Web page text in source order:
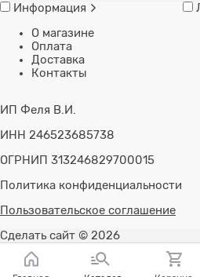
Информация
О магазине
Оплата
Доставка
Контакты
ИП Феля В.И.
ИНН 246523685738
ОГРНИП 313246829700015
Политика конфиденциальности
Пользовательское соглашение
Сделать сайт © 2026